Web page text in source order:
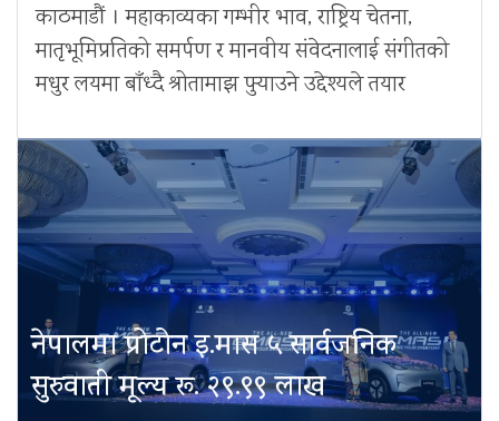
काठमाडौं । महाकाव्यका गम्भीर भाव, राष्ट्रिय चेतना,
मातृभूमिप्रतिको समर्पण र मानवीय संवेदनालाई संगीतको
मधुर लयमा बाँध्दै श्रोतामाझ पुर्‍याउने उद्देश्यले तयार
नेपालमा प्रोटोन इ.मास ५ सार्वजनिक
सुरुवाती मूल्य रू. २९.९९ लाख